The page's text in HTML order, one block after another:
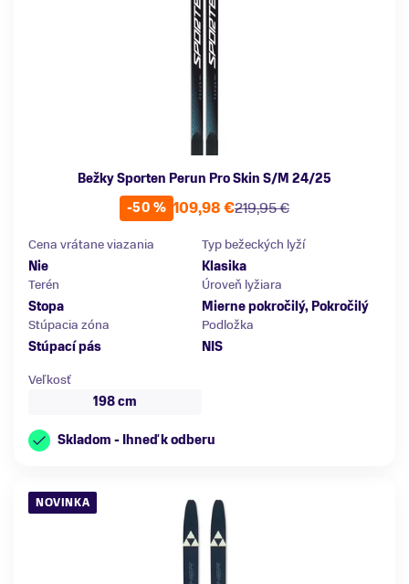
Bežky Sporten Perun Pro Skin S/M 24/25
-50 %
219,95 €
109,98 €
Cena vrátane viazania
Nie
Typ bežeckých lyží
Klasika
Terén
Stopa
Úroveň lyžiara
Mierne pokročilý, Pokročilý
Stúpacia zóna
Stúpací pás
Podložka
NIS
Veľkosť
198 cm
Skladom - Ihneď k odberu
NOVINKA